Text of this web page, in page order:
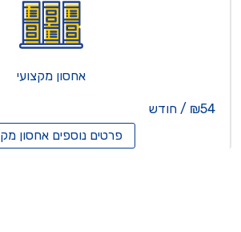
אחסון מקצועי
₪54 / חודש
פרטים נוספיםאחסון מקצועי